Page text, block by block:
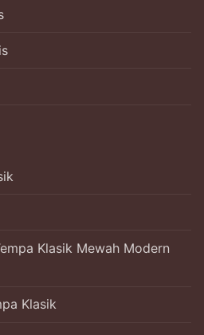
Klasik Mewah Modern
Klasik